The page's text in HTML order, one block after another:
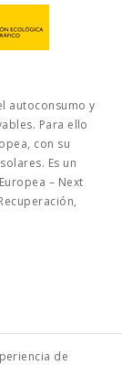
autoconsumo y
Para ello
con su
Es un
– Next
de